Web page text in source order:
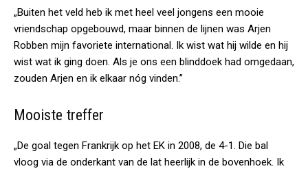
„Buiten het veld heb ik met heel veel jongens een mooie
vriendschap opgebouwd, maar binnen de lijnen was Arjen
Robben mijn favoriete international. Ik wist wat hij wilde en hij
wist wat ik ging doen. Als je ons een blinddoek had omgedaan,
zouden Arjen en ik elkaar nóg vinden.”
Mooiste treffer
„De goal tegen Frankrijk op het EK in 2008, de 4-1. Die bal
vloog via de onderkant van de lat heerlijk in de bovenhoek. Ik